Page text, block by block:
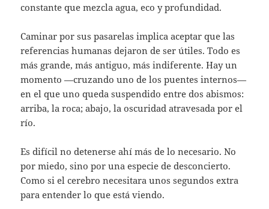
constante que mezcla agua, eco y profundidad.
Caminar por sus pasarelas implica aceptar que las
referencias humanas dejaron de ser útiles. Todo es
más grande, más antiguo, más indiferente. Hay un
momento —cruzando uno de los puentes internos—
en el que uno queda suspendido entre dos abismos:
arriba, la roca; abajo, la oscuridad atravesada por el
río.
Es difícil no detenerse ahí más de lo necesario. No
por miedo, sino por una especie de desconcierto.
Como si el cerebro necesitara unos segundos extra
para entender lo que está viendo.